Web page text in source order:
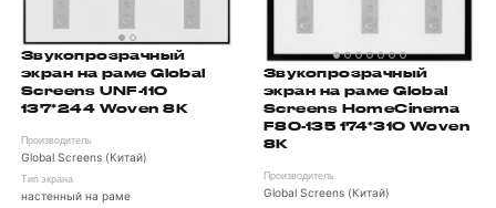
Звукопрозрачный
экран на раме Global
Screens UNF-110
137*244 Woven 8K
Производитель
Global Screens (Китай)
Тип экрана
настенный на раме
Звукопрозрачный
экран на раме Global
Screens HomeCinema
F80-135 174*310 Woven
8K
Производитель
Global Screens (Китай)